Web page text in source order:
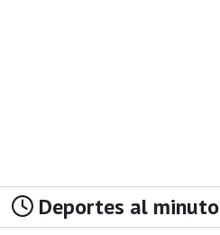
Deportes al minuto